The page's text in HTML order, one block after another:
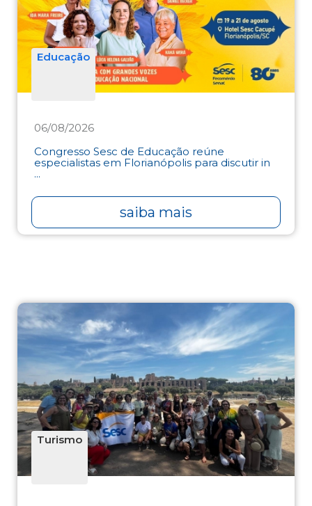
Educação
06/08/2026
Congresso Sesc de Educação reúne
especialistas em Florianópolis para discutir in
...
saiba mais
Turismo